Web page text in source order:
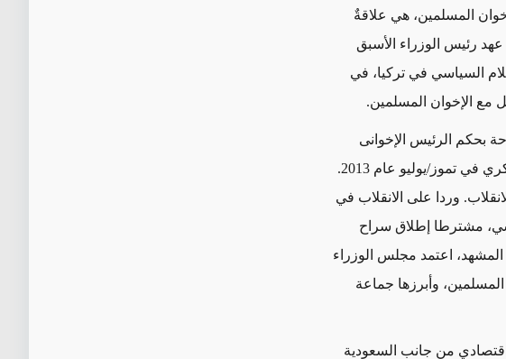
المسلمين، هي علاقةٌ
رئيس الوزراء الأسبق
السياسي في تركيا، في
مع الإخوان المسلمين.
بحكم الرئيس الإخوانى
المصري السابق محمد مرسي، الذي عزله الجيش بعد انقلاب عسكري في تموز/يوليو عام 2013.
وردا على الانقلاب في
مشترطا إطلاق سراح
اعتمد مجلس الوزراء
المسلمين، وأبرزها جماعة
من جانب السعودية